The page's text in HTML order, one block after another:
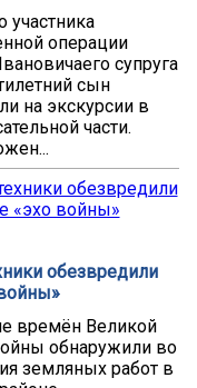
участника
операции
супруга
сын
на экскурсии в
части.
обезвредили
времён Великой
обнаружили во
земляных работ в